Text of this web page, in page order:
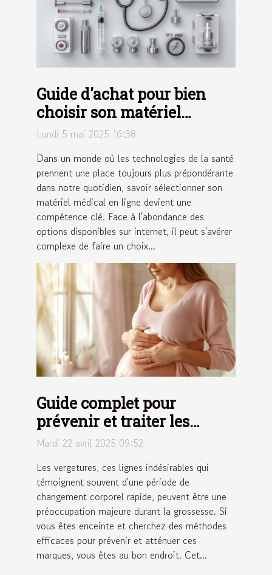
Guide d'achat pour bien
choisir son matériel
médical en ligne
Lundi 5 mai 2025 16:38
Dans un monde où les technologies de la santé
prennent une place toujours plus prépondérante
dans notre quotidien, savoir sélectionner son
matériel médical en ligne devient une
compétence clé. Face à l'abondance des
options disponibles sur internet, il peut s'avérer
complexe de faire un choix...
Guide complet pour
prévenir et traiter les
vergetures durant la
Mardi 22 avril 2025 09:52
Les vergetures, ces lignes indésirables qui
témoignent souvent d'une période de
changement corporel rapide, peuvent être une
préoccupation majeure durant la grossesse. Si
vous êtes enceinte et cherchez des méthodes
efficaces pour prévenir et atténuer ces
marques, vous êtes au bon endroit. Cet...